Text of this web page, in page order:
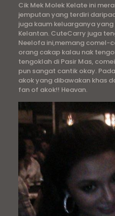
Cik Mek Molek Kelate ini
jemputan yang terdiri
juga kaum keluarganya
Kelantan. CuteCarry juga
Neelofa ini,memang comel-
orang cakap kalau nak
tengoklah di Pasir Mas,
pun sangat cantik okay.
akok yang dibawakan khas
fan of akok!! Heavan.